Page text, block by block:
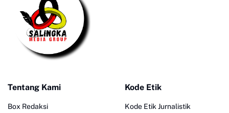
Tentang Kami
Box Redaksi
Kode Etik
Kode Etik Jurnalistik